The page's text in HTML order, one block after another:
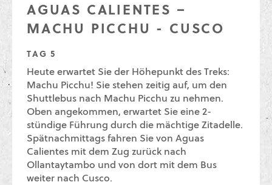
AGUAS CALIENTES –
MACHU PICCHU - CUSCO
TAG 5
Heute erwartet Sie der Höhepunkt des Treks:
Machu Picchu! Sie stehen zeitig auf, um den
Shuttlebus nach Machu Picchu zu nehmen.
Oben angekommen, erwartet Sie eine 2-
stündige Führung durch die mächtige Zitadelle.
Spätnachmittags fahren Sie von Aguas
Calientes mit dem Zug zurück nach
Ollantaytambo und von dort mit dem Bus
weiter nach Cusco.